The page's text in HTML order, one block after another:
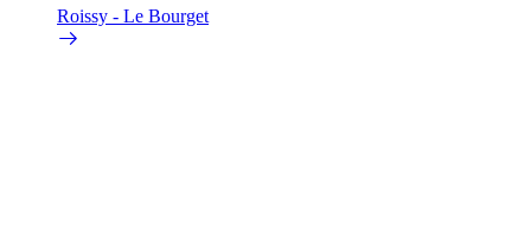
Roissy - Le Bourget